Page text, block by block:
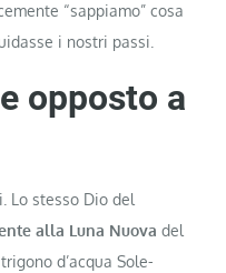
“sappiamo” cosa
i nostri passi.
opposto a
Lo stesso Dio del
alla Luna Nuova del
d’acqua Sole-